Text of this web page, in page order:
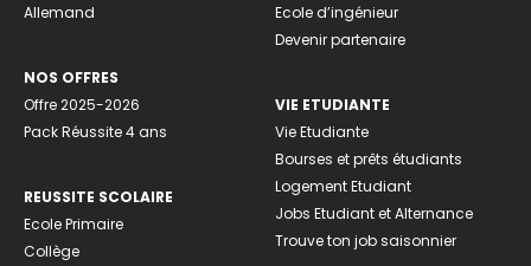
Allemand
NOS OFFRES
Offre 2025-2026
Pack Réussite 4 ans
REUSSITE SCOLAIRE
Ecole Primaire
Collège
Ecole d’ingénieur
Devenir partenaire
VIE ETUDIANTE
Vie Etudiante
Bourses et prêts étudiants
Logement Etudiant
Jobs Etudiant et Alternance
Trouve ton job saisonnier